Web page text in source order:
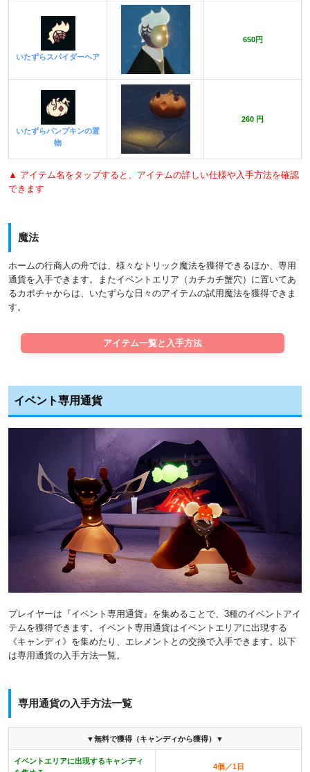
いたずらスパイダーヘア
650円
いたずらパンプキンの置
物
260 円
▲ アイテム名をタップすると、アイテムの詳しい仕様や入手方法を確認
できます
魔法
ホームの行商人の舟では、様々なトリック魔法を獲得できるほか、専用
通貨を入手できます。またイベントエリア（カチカチ蟹穴）に置いてあ
るカボチャからは、いたずらな日々のアイテムの試用魔法を獲得できま
す。
アイテム一覧と入手方法
イベント専用通貨
プレイヤーは『イベント専用通貨』を集めることで、3種のイベントアイ
テムを獲得できます。イベント専用通貨はイベントエリアに出現する
《キャンディ》を集めたり、エレメントとの交換で入手できます。以下
は専用通貨の入手方法一覧。
専用通貨の入手方法一覧
▼無料で獲得（キャンディから獲得）▼
イベントエリアに出現するキャンディ
4個／1日